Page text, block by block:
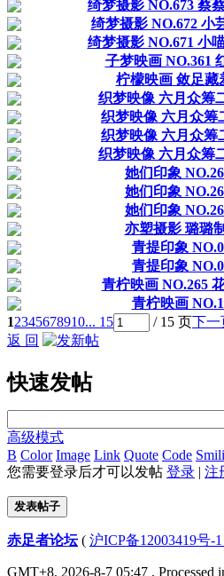
绮梦摄影 NO.673 蔡
绮梦摄影 NO.672 小
绮梦摄影 NO.671 小
子梦映画 NO.361
柠檬映画 敛足藏
织梦映像 六月众筹
织梦映像 六月众筹
织梦映像 六月众筹
织梦映像 六月众筹
她们印象
她们印象
她们印象
亦塑摄影 璐璐
青提印象
青提印象
青柠映画 NO.265
青柠映画
12345678910... 15 / 15 页下一
返 回
快速发帖
高级模式
B Color Image Link Quote Code
您需要登录后才可以发帖 登录 | 注
发表帖子
赤足者论坛( 沪ICP备12003419号-
GMT+8, 2026-8-7 05:47 , Processed